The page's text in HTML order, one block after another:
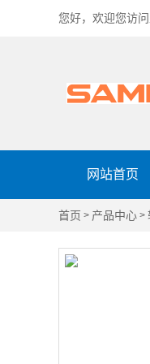
您好，欢迎您访
网站首页
首页 > 产品中心 >